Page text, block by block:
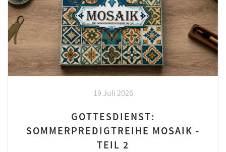
19 Juli 2026
GOTTESDIENST:
SOMMERPREDIGTREIHE MOSAIK -
TEIL 2